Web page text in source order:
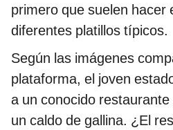
primero que suelen hacer
diferentes platillos típicos.
Según las imágenes
plataforma, el joven
a un conocido restaurante
un caldo de gallina. ¿El